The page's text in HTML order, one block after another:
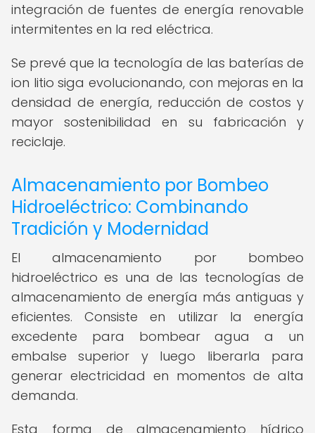
integración de fuentes de energía renovable
intermitentes en la red eléctrica.
Se prevé que la tecnología de las baterías de
ion litio siga evolucionando, con mejoras en la
densidad de energía, reducción de costos y
mayor sostenibilidad en su fabricación y
reciclaje.
Almacenamiento por Bombeo
Hidroeléctrico: Combinando
Tradición y Modernidad
El almacenamiento por bombeo
hidroeléctrico es una de las tecnologías de
almacenamiento de energía más antiguas y
eficientes. Consiste en utilizar la energía
excedente para bombear agua a un
embalse superior y luego liberarla para
generar electricidad en momentos de alta
demanda.
Esta forma de almacenamiento hídrico